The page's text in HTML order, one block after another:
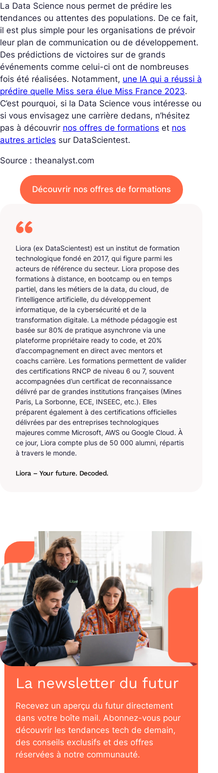
La Data Science nous permet de prédire les
tendances ou attentes des populations. De ce fait,
il est plus simple pour les organisations de prévoir
leur plan de communication ou de développement.
Des prédictions de victoires sur de grands
événements comme celui-ci ont de nombreuses
fois été réalisées. Notamment, une IA qui a réussi à
prédire quelle Miss sera élue Miss France 2023.
C’est pourquoi, si la Data Science vous intéresse ou
si vous envisagez une carrière dedans, n’hésitez
pas à découvrir nos offres de formations et nos
autres articles sur DataScientest.
Source : theanalyst.com
Découvrir nos offres de formations
Liora (ex DataScientest) est un institut de formation
technologique fondé en 2017, qui figure parmi les
acteurs de référence du secteur. Liora propose des
formations à distance, en bootcamp ou en temps
partiel, dans les métiers de la data, du cloud, de
l’intelligence artificielle, du développement
informatique, de la cybersécurité et de la
transformation digitale. La méthode pédagogie est
basée sur 80% de pratique asynchrone via une
plateforme propriétaire ready to code, et 20%
d’accompagnement en direct avec mentors et
coachs carrière. Les formations permettent de valider
des certifications RNCP de niveau 6 ou 7, souvent
accompagnées d’un certificat de reconnaissance
délivré par de grandes institutions françaises (Mines
Paris, La Sorbonne, ECE, INSEEC, etc.). Elles
préparent également à des certifications officielles
délivrées par des entreprises technologiques
majeures comme Microsoft, AWS ou Google Cloud. À
ce jour, Liora compte plus de 50 000 alumni, répartis
à travers le monde.
Liora – Your future. Decoded.
La newsletter du futur
Recevez un aperçu du futur directement
dans votre boîte mail. Abonnez-vous pour
découvrir les tendances tech de demain,
des conseils exclusifs et des offres
réservées à notre communauté.